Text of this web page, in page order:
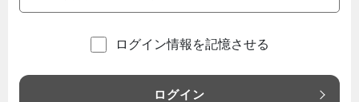
ログイン情報を記憶させる
ログイン